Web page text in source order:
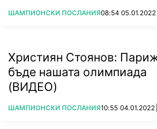
ПОВЕЧЕ ОТ
ШАМПИОНСКИ ПОСЛАНИЯ08:54 05.01.2022
Християн Стоянов:
бъде нашата олимпиада
(ВИДЕО)
ПОВЕЧЕ ОТ
ШАМПИОНСКИ ПОСЛАНИЯ10:55 04.01.2022